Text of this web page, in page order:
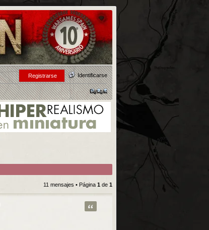
Identificarse
Registrarse
Buscar
11 mensajes • Página 1 de 1
Citar